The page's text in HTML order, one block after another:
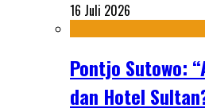
16 Juli 2026
Pontjo Sutowo:
dan Hotel